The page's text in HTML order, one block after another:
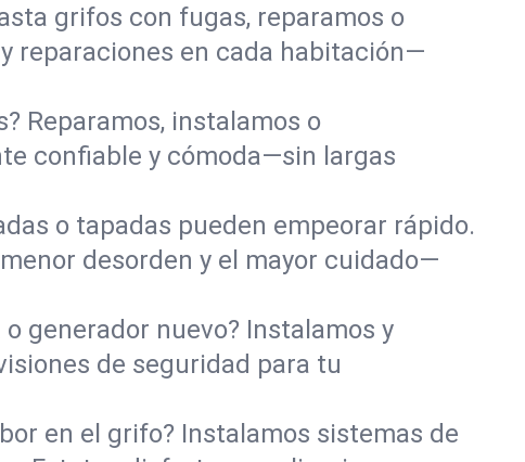
grifos con fugas, reparamos o
reparaciones en cada habitación—
Reparamos, instalamos o
confiable y cómoda—sin largas
o tapadas pueden empeorar rápido.
desorden y el mayor cuidado—
generador nuevo? Instalamos y
de seguridad para tu
en el grifo? Instalamos sistemas de